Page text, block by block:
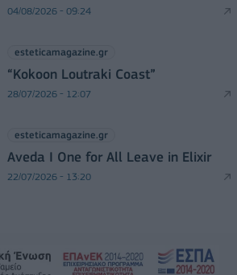
04/08/2026 - 09:24
esteticamagazine.gr
“Kokoon Loutraki Coast”
28/07/2026 - 12:07
esteticamagazine.gr
Aveda I One for All Leave in Elixir
22/07/2026 - 13:20